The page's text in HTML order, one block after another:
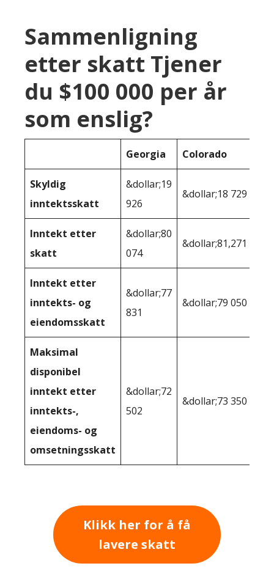
Sammenligning
etter skatt Tjener
du $100 000 per år
som enslig?
Georgia Colorado
Skyldig
inntektsskatt
&dollar;19
926
&dollar;18 729
Inntekt etter
skatt
&dollar;80
074
&dollar;81,271
Inntekt etter
inntekts- og
eiendomsskatt
&dollar;77
831
&dollar;79 050
Maksimal
disponibel
inntekt etter
inntekts-,
eiendoms- og
omsetningsskatt
&dollar;72
502
&dollar;73 350
Klikk her for å få
lavere skatt